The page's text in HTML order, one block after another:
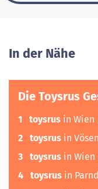
In der Nähe
Die Toysrus
1 toysrus in
2 toysrus in
3 toysrus in
4 toysrus in